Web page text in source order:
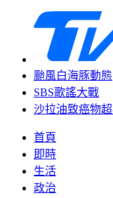
颱風白海豚動態
SBS歌謠大戰
沙拉油致癌物
首頁
即時
生活
政治